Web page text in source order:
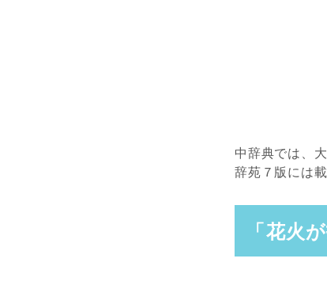
中辞典では、
辞苑７版には
「花火